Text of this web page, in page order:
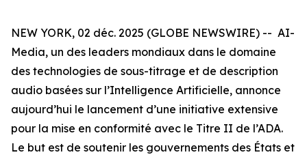
NEW YORK, 02 déc. 2025 (GLOBE NEWSWIRE) -- AI-
Media, un des leaders mondiaux dans le domaine
des technologies de sous-titrage et de description
audio basées sur l’Intelligence Artificielle, annonce
aujourd’hui le lancement d’une initiative extensive
pour la mise en conformité avec le Titre II de l’ADA.
Le but est de soutenir les gouvernements des États et